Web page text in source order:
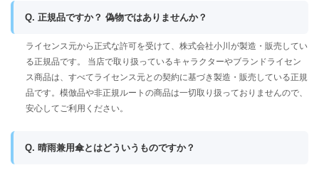
Q. 正規品ですか？ 偽物ではありませんか？
ライセンス元から正式な許可を受けて、株式会社小川が製造・販売してい
る正規品です。 当店で取り扱っているキャラクターやブランドライセン
ス商品は、すべてライセンス元との契約に基づき製造・販売している正規
品です。模倣品や非正規ルートの商品は一切取り扱っておりませんので、
安心してご利用ください。
Q. 晴雨兼用傘とはどういうものですか？